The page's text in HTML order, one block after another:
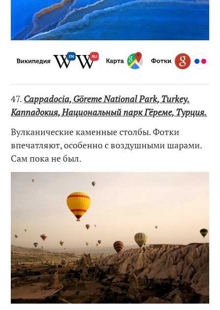
47. Cappadocia, Göreme National Park, Turkey.
Каппадокия, Национальный парк Гёреме, Турция.
Вулканические каменные столбы. Фотки
впечатляют, особенно с воздушными шарами.
Сам пока не был.